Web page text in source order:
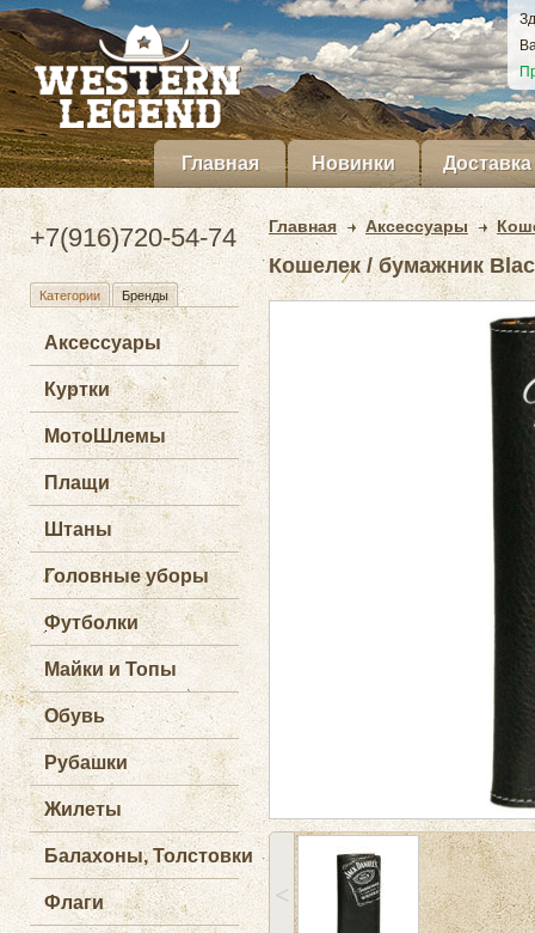
Главная Новинки Доставка
+7(916)720-54-74
Категории Бренды
Аксессуары
Куртки
МотоШлемы
Плащи
Штаны
Головные уборы
Футболки
Майки и Топы
Обувь
Рубашки
Жилеты
Балахоны, Толстовки
Флаги
Главная Аксессуары
Кошелек / бумажник
˂